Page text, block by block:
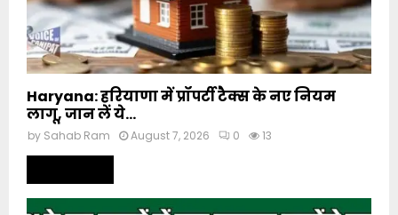
Haryana: हरियाणा में प्रॉपर्टी टैक्स के नए नियम
लागू, जान लें ये...
by Sahab Ram August 7, 2026 0 13